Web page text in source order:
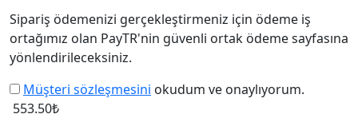
Sipariş ödemenizi gerçekleştirmeniz için ödeme iş
ortağımız olan PayTR'nin güvenli ortak ödeme sayfasına
yönlendirileceksiniz.
Müşteri sözleşmesini okudum ve onaylıyorum.
553.50₺